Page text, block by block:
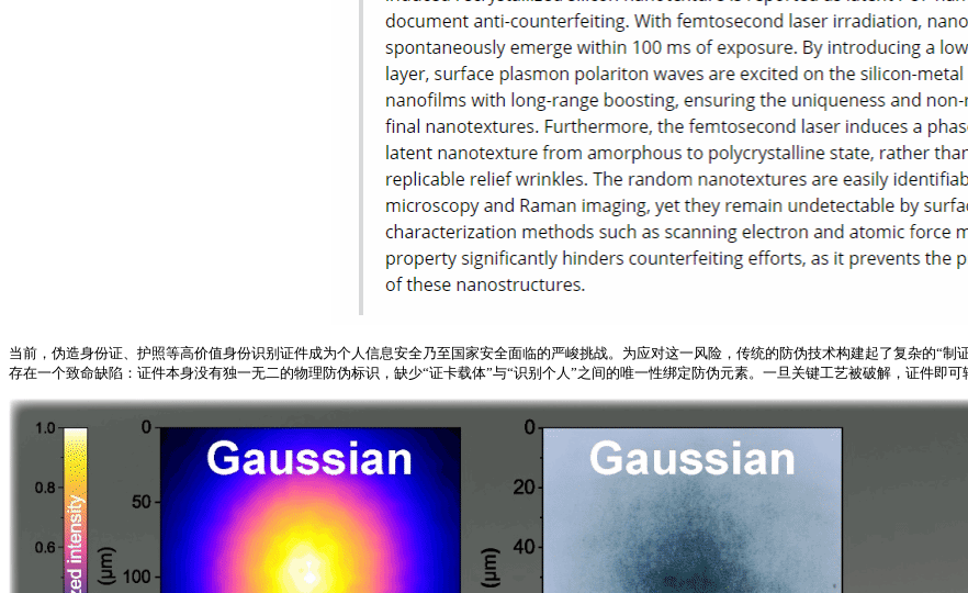
当前，伪造身份证、护照等高价值身份识别证件成为个人信息安全乃至国家安全面临的严峻挑战。为应对这一风险，传统的防伪技术构建起了复杂的“
存在一个致命缺陷：证件本身没有独一无二的物理防伪标识，缺少“证卡载体”与“识别个人”之间的唯一性绑定防伪元素。一旦关键工艺被破解，证件即可